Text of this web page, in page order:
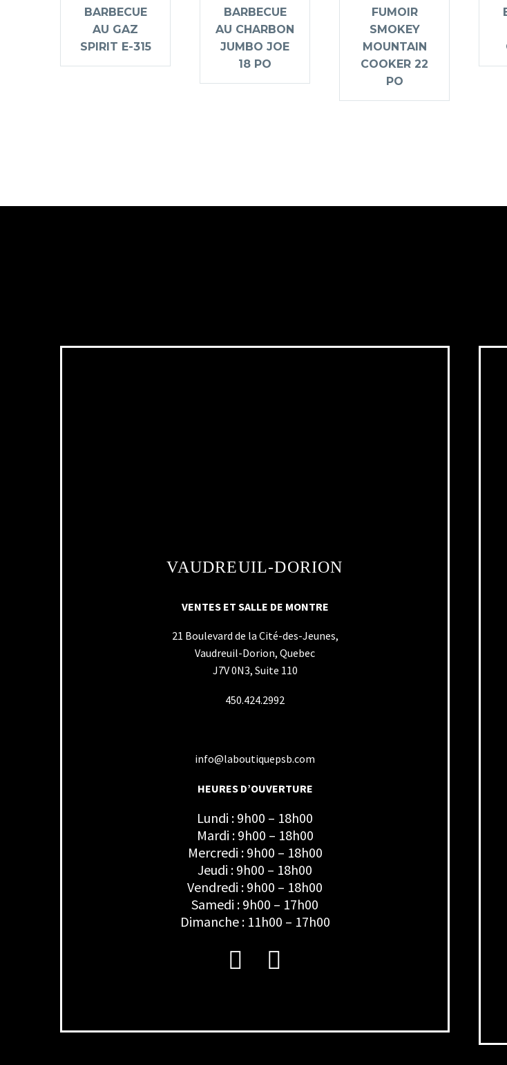
BARBECUE
AU GAZ
SPIRIT E-315
BARBECUE
AU CHARBON
JUMBO JOE
18 PO
FUMOIR
SMOKEY
MOUNTAIN
COOKER 22
PO
VAUDREUIL-DORION
VENTES ET SALLE DE MONTRE
21 Boulevard de la Cité-des-Jeunes,
Vaudreuil-Dorion, Quebec
J7V 0N3, Suite 110
450.424.2992
info@laboutiquepsb.com
HEURES D’OUVERTURE
Lundi : 9h00 – 18h00
Mardi : 9h00 – 18h00
Mercredi : 9h00 – 18h00
Jeudi : 9h00 – 18h00
Vendredi : 9h00 – 18h00
Samedi : 9h00 – 17h00
Dimanche : 11h00 – 17h00